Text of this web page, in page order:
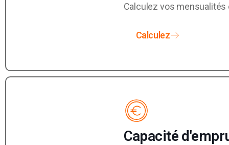
Calculez vos
Calculez
Capacité